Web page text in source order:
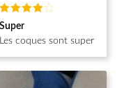
Note
sur 5
Super
Les coques sont super